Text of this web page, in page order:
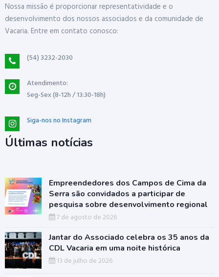
Nossa missão é proporcionar representatividade e o
desenvolvimento dos nossos associados e da comunidade de
Vacaria. Entre em contato conosco:
(54) 3232-2030
Atendimento:
Seg-Sex (8-12h / 13:30-18h)
Siga-nos no Instagram
Últimas notícias
Empreendedores dos Campos de Cima da
Serra são convidados a participar de
pesquisa sobre desenvolvimento regional
7 de agosto de 2026
Jantar do Associado celebra os 35 anos da
CDL Vacaria em uma noite histórica
13 de julho de 2026